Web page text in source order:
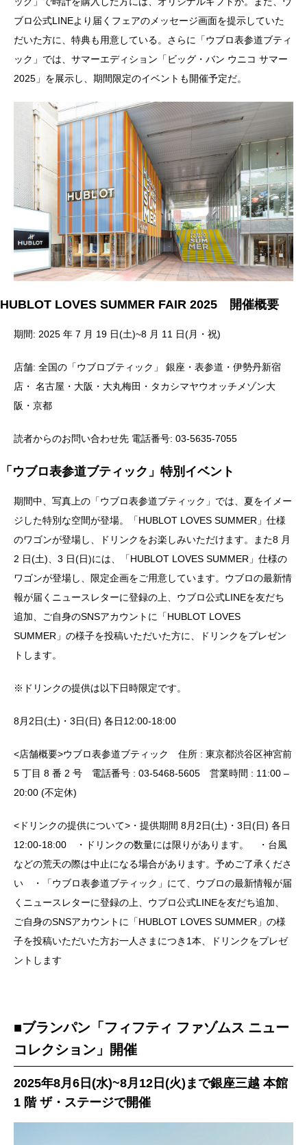
ブロ公式LINEより届くフェアのメッセージ画面を提示していた
だいた方に、特典も用意している。さらに「ウブロ表参道ブティ
ック」では、サマーエディション「ビッグ・バン ウニコ サマー
2025」を展示し、期間限定のイベントも開催予定だ。
HUBLOT LOVES SUMMER FAIR 2025 開催概要
期間: 2025 年 7 月 19 日(土)~8 月 11 日(月・祝)
店舗: 全国の「ウブロブティック」 銀座・表参道・伊勢丹新宿
店・ 名古屋・大阪・大丸梅田・タカシマヤウオッチメゾン大
阪・京都
読者からのお問い合わせ先 電話番号: 03-5635-7055
「ウブロ表参道ブティック」特別イベント
期間中、写真上の「ウブロ表参道ブティック」では、夏をイメー
ジした特別な空間が登場。「HUBLOT LOVES SUMMER」仕様
のワゴンが登場し、ドリンクをお楽しみいただけます。また8 月
2 日(土)、3 日(日)には、「HUBLOT LOVES SUMMER」仕様の
ワゴンが登場し、限定企画をご用意しています。ウブロの最新情
報が届くニュースレターに登録の上、ウブロ公式LINEを友だち
追加、ご自身のSNSアカウントに「HUBLOT LOVES
SUMMER」の様子を投稿いただいた方に、ドリンクをプレゼン
トします。
※ドリンクの提供は以下日時限定です。
8月2日(土)・3日(日) 各日12:00-18:00
<店舗概要>ウブロ表参道ブティック 住所 : 東京都渋谷区神宮前
5 丁目 8 番 2 号 電話番号 : 03-5468-5605 営業時間 : 11:00 –
20:00 (不定休)
<ドリンクの提供について>・提供期間 8月2日(土)・3日(日) 各日
12:00-18:00 ・ドリンクの数量には限りがあります。 ・台風
などの荒天の際は中止になる場合があります。予めご了承くださ
い ・「ウブロ表参道ブティック」にて、ウブロの最新情報が届
くニュースレターに登録の上、ウブロ公式LINEを友だち追加、
ご自身のSNSアカウントに「HUBLOT LOVES SUMMER」の様
子を投稿いただいた方お一人さまにつき1本、ドリンクをプレゼ
ントします
■ブランパン「フィフティ ファゾムス ニュー
コレクション」開催
2025年8月6日(水)~8月12日(火)まで銀座三越 本館
1 階 ザ・ステージで開催